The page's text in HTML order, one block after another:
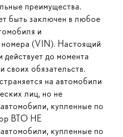
преимущества.
быть заключен в любое
и
(VIN). Настоящий
до момента
своих обязательств.
на автомобили
лиц, но не
купленные по
ВТО НЕ
купленные по